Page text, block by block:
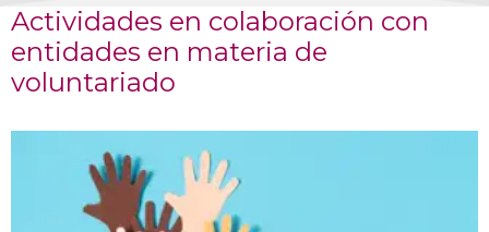
Actividades en colaboración con
entidades en materia de
voluntariado